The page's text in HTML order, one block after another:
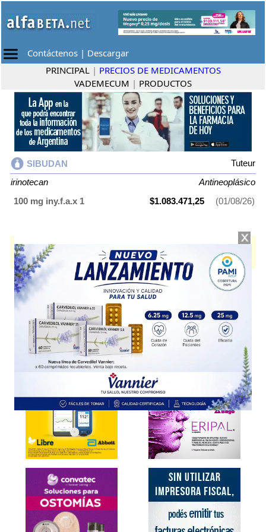
Contáctenos | Descargar
PRINCIPAL | PRECIOS DE MEDICAMENTOS
VADEMECUM | PRODUCTOS
SIBUDAN
Tuteur
irinotecan
Antineoplásico
100 mg iny.f.a.x 1
$1.083.471,25 (01/08/26)
SIBUDANcontiene
producido por
y cuenta con 1 presentación disponible.
Explorar más
Otros productos conirinotecan
Otros productos deTuteur